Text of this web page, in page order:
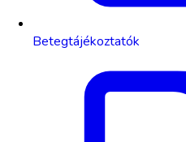
Betegtájékoztatók